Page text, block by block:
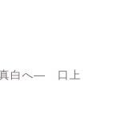
真白へ― 口上